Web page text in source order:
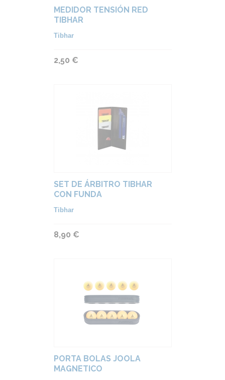
MEDIDOR TENSIÓN RED
TIBHAR
Tibhar
2,50 €
SET DE ÁRBITRO TIBHAR
CON FUNDA
Tibhar
8,90 €
PORTA BOLAS JOOLA
MAGNETICO